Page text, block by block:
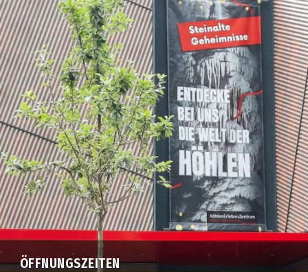
ÖFFNUNGSZEITEN